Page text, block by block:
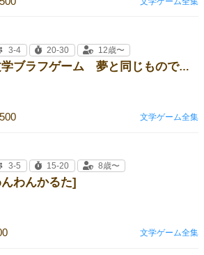
[文学ブラフゲーム 夢と同じもので……]
3-4 20-30 12歳〜
文学ゲーム全集
わんかるた]
3-5 15-20 8歳〜
文学ゲーム全集